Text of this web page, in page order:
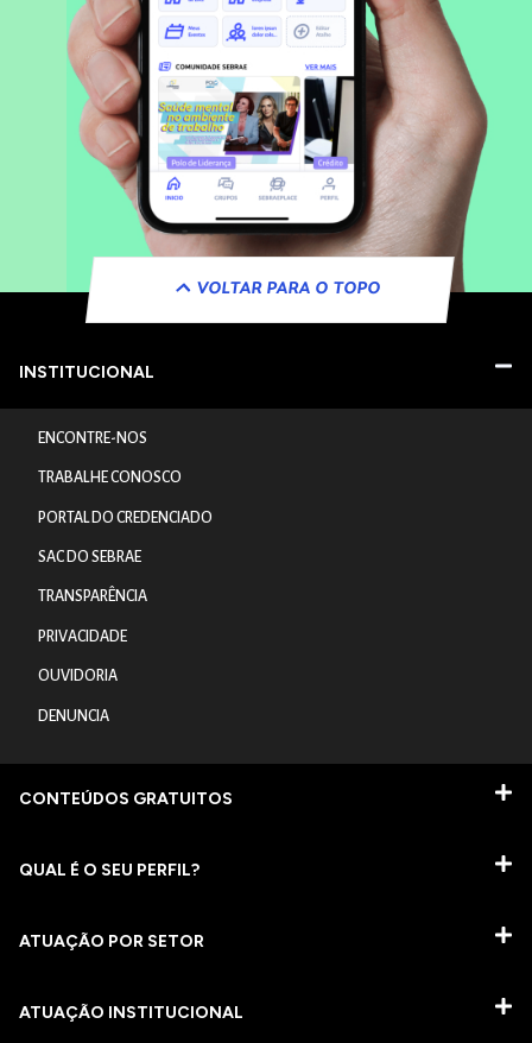
VOLTAR PARA O TOPO
INSTITUCIONAL
ENCONTRE-NOS
TRABALHE CONOSCO
PORTAL DO CREDENCIADO
SAC DO SEBRAE
TRANSPARÊNCIA
PRIVACIDADE
OUVIDORIA
DENUNCIA
CONTEÚDOS GRATUITOS
QUAL É O SEU PERFIL?
ATUAÇÃO POR SETOR
ATUAÇÃO INSTITUCIONAL